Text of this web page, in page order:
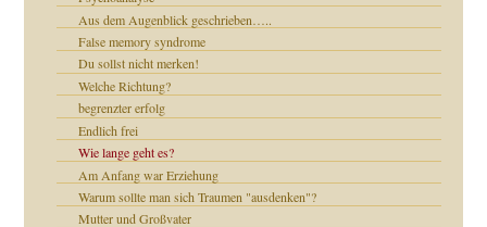
und Staat
Aus dem Augenblick geschrieben…..
False memory syndrome
Du sollst nicht merken!
Welche Richtung?
begrenzter erfolg
Endlich frei
Wie lange geht es?
Am Anfang war Erziehung
Warum sollte man sich Traumen "ausdenken"?
Mutter und Großvater